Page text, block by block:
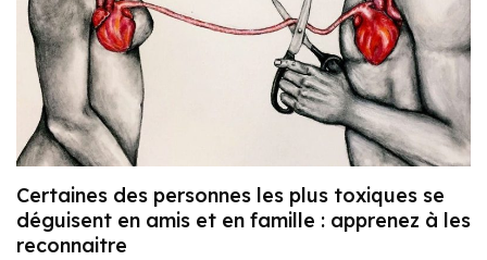
Certaines des personnes les plus toxiques se
déguisent en amis et en famille : apprenez à les
reconnaitre